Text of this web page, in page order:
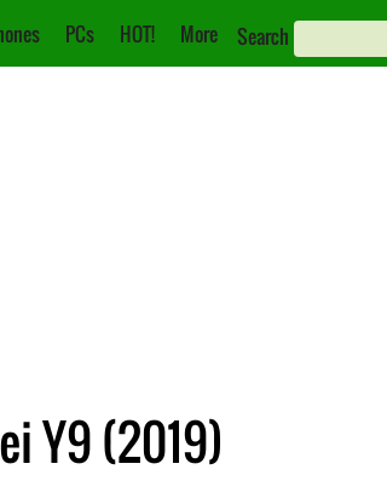
PCs HOT! More Search
Y9 (2019)